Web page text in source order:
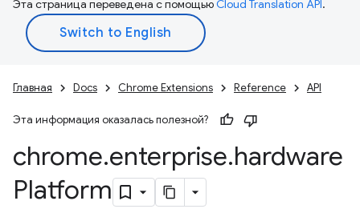
Эта страница переведена с помощьюCloud Translation API.
Главная Docs Chrome Extensions Reference API
Эта информация оказалась полезной?
chrome.enterprise.hardware
Platform